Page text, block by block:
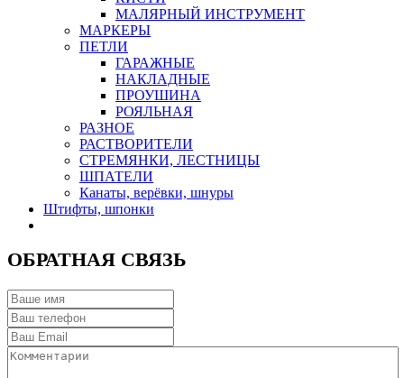
МАЛЯРНЫЙ ИНСТРУМЕНТ
МАРКЕРЫ
ПЕТЛИ
ГАРАЖНЫЕ
НАКЛАДНЫЕ
ПРОУШИНА
РОЯЛЬНАЯ
РАЗНОЕ
РАСТВОРИТЕЛИ
СТРЕМЯНКИ, ЛЕСТНИЦЫ
ШПАТЕЛИ
Канаты, верёвки, шнуры
Штифты, шпонки
ОБРАТНАЯ СВЯЗЬ